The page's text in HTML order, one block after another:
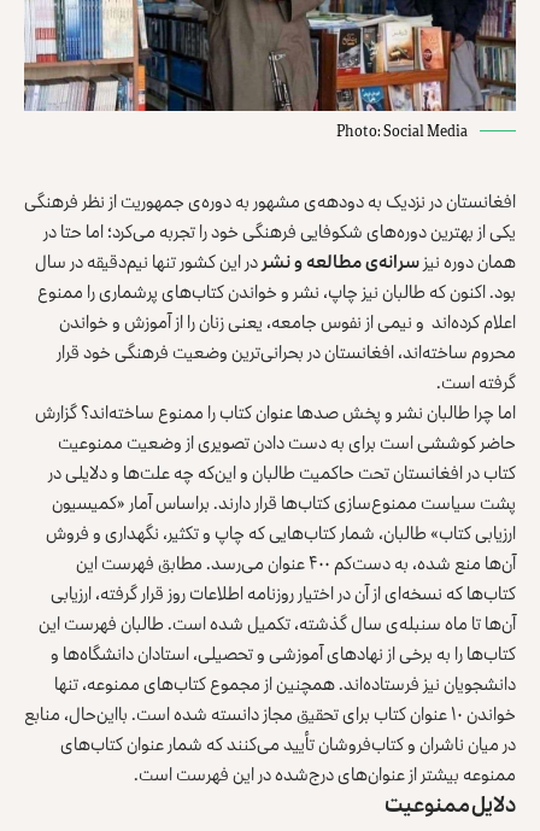
Photo: Social Media
افغانستان در نزدیک به دودهه‌‌ی مشهور به دوره‌ی جمهوریت از نظر فرهنگی
یکی از بهترین دوره‌‌های شکوفایی فرهنگی خود را تجربه می‌کرد؛ اما حتا در
همان دوره نیزسرانه‌ی مطالعه و نشردر این کشور تنها نیم‌دقیقه در سال
بود. اکنون که طالبان نیز چاپ، نشر و خواندن کتاب‌های پرشماری را ممنوع
اعلام کرده‌اند و نیمی از نفوس جامعه، یعنی زنان را از آموزش و خواندن
محروم ساخته‌اند، افغانستان در بحرانی‌ترین وضعیت فرهنگی خود قرار
گرفته است.
اما چرا طالبان نشر و پخش صدها عنوان کتاب را ممنوع ساخته‌اند؟ گزارش
حاضر کوششی است برای به دست دادن تصویری از وضعیت ممنوعیت
کتاب در افغانستان تحت حاکمیت طالبان و این‌که چه علت‌ها و دلایلی در
پشت سیاست ممنوع‌سازی کتاب‌ها قرار دارند. براساس آمار «کمیسیون
ارزیابی کتاب» طالبان، شمار کتاب‌هایی که چاپ و تکثیر، نگهداری و فروش
آن‌ها منع شده، به دست‌کم ۴۰۰ عنوان می‌رسد. مطابق فهرست این
کتاب‌ها که نسخه‌ای از آن در اختیار روزنامه اطلاعات روز قرار گرفته، ارزیابی
آن‌ها تا ماه سنبله‌ی سال گذشته، تکمیل شده است. طالبان فهرست این
کتاب‌ها را به برخی از نهادهای آموزشی و تحصیلی، استادان دانشگاه‌ها و
دانشجویان نیز فرستاده‌اند. همچنین از مجموع کتاب‌های ممنوعه، تنها
خواندن ۱۰ عنوان کتاب برای تحقیق مجاز دانسته شده است. بااین‌حال، منابع
در میان ناشران و کتاب‌فروشان تأیید می‌کنند که شمار عنوان کتاب‌های
ممنوعه بیشتر از عنوان‌های درج‌شده در این فهرست است.
دلایل ممنوعیت